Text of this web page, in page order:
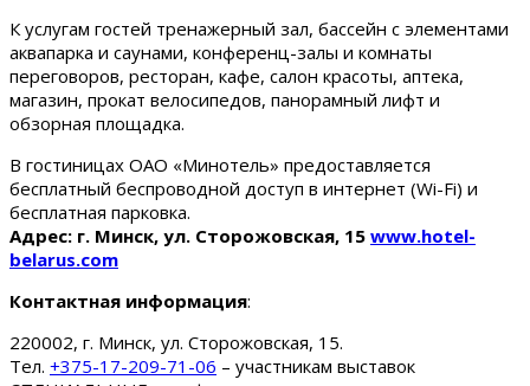
К услугам гостей тренажерный зал, бассейн с элементами
аквапарка и саунами, конференц-залы и комнаты
переговоров, ресторан, кафе, салон красоты, аптека,
магазин, прокат велосипедов, панорамный лифт и
обзорная площадка.
В гостиницах ОАО «Минотель» предоставляется
бесплатный беспроводной доступ в интернет (Wi-Fi) и
бесплатная парковка.
Адрес: г. Минск, ул. Сторожовская, 15 www.hotel-
belarus.com
Контактная информация:
220002, г. Минск, ул. Сторожовская, 15.
Тел. +375-17-209-71-06 – участникам выставок